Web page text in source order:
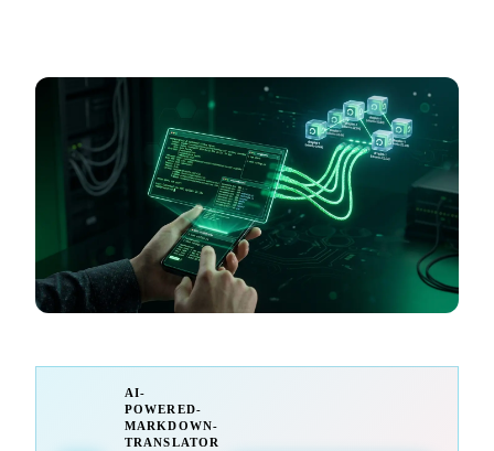
AI-
POWERED-
MARKDOWN-
TRANSLATOR